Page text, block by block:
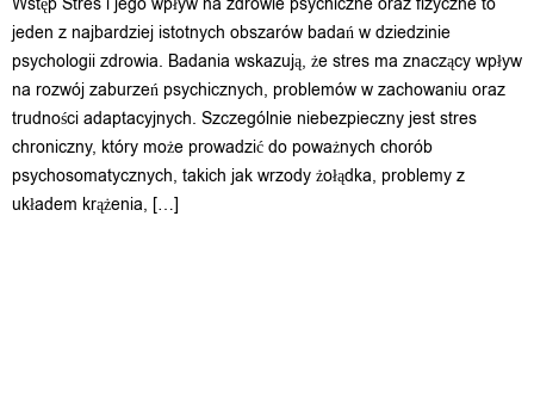
Wstęp Stres i jego wpływ na zdrowie psychiczne oraz fizyczne to
jeden z najbardziej istotnych obszarów badań w dziedzinie
psychologii zdrowia. Badania wskazują, że stres ma znaczący wpływ
na rozwój zaburzeń psychicznych, problemów w zachowaniu oraz
trudności adaptacyjnych. Szczególnie niebezpieczny jest stres
chroniczny, który może prowadzić do poważnych chorób
psychosomatycznych, takich jak wrzody żołądka, problemy z
układem krążenia, […]